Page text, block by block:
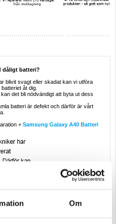
Om
dåligt batteri?
blivit svagt eller skadat kan vi utföra
åt dig.
det bli nödvändigt att byta ut dess
batteri är defekt och därför är vårt
+ Samsung Galaxy A40 Batteri